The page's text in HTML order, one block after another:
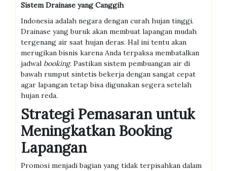
Sistem Drainase yang Canggih
Indonesia adalah negara dengan curah hujan tinggi.
Drainase yang buruk akan membuat lapangan mudah
tergenang air saat hujan deras. Hal ini tentu akan
merugikan bisnis karena Anda terpaksa membatalkan
jadwal booking. Pastikan sistem pembuangan air di
bawah rumput sintetis bekerja dengan sangat cepat
agar lapangan tetap bisa digunakan segera setelah
hujan reda.
Strategi Pemasaran untuk
Meningkatkan Booking
Lapangan
Promosi menjadi bagian yang tidak terpisahkan dalam